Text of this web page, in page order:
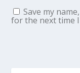
Save my
for the next time